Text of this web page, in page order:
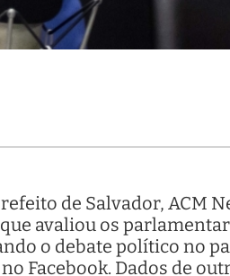
de Salvador, ACM
avaliou os
o debate político no
Facebook. Dados de